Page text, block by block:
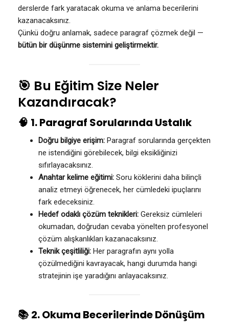
derslerde fark yaratacak okuma ve anlama becerilerini
kazanacaksınız.
Çünkü doğru anlamak, sadece paragraf çözmek değil —
bütün bir düşünme sistemini geliştirmektir.
🎯 Bu Eğitim Size Neler
Kazandıracak?
🧠 1. Paragraf Sorularında Ustalık
Doğru bilgiye erişim: Paragraf sorularında gerçekten
ne istendiğini görebilecek, bilgi eksikliğinizi
sıfırlayacaksınız.
Anahtar kelime eğitimi: Soru köklerini daha bilinçli
analiz etmeyi öğrenecek, her cümledeki ipuçlarını
fark edeceksiniz.
Hedef odaklı çözüm teknikleri: Gereksiz cümleleri
okumadan, doğrudan cevaba yönelten profesyonel
çözüm alışkanlıkları kazanacaksınız.
Teknik çeşitliliği: Her paragrafın aynı yolla
çözülmediğini kavrayacak, hangi durumda hangi
stratejinin işe yaradığını anlayacaksınız.
📚 2. Okuma Becerilerinde Dönüşüm